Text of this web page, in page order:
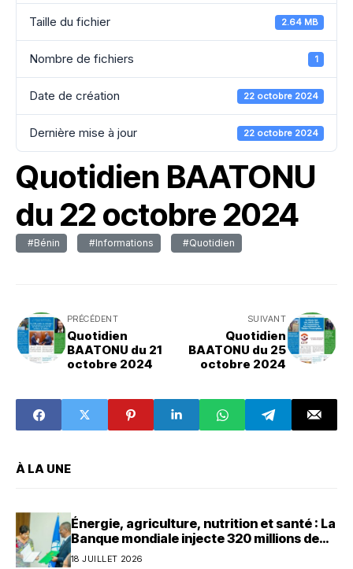
Taille du fichier 2.64 MB
Nombre de fichiers 1
Date de création 22 octobre 2024
Dernière mise à jour 22 octobre 2024
Quotidien BAATONU
du 22 octobre 2024
#Bénin #Informations #Quotidien
PRÉCÉDENT
Quotidien
BAATONU du 21
octobre 2024
SUIVANT
Quotidien
BAATONU du 25
octobre 2024
À LA UNE
Énergie, agriculture, nutrition et santé : La
Banque mondiale injecte 320 millions de
dollars au Bénin
18 JUILLET 2026